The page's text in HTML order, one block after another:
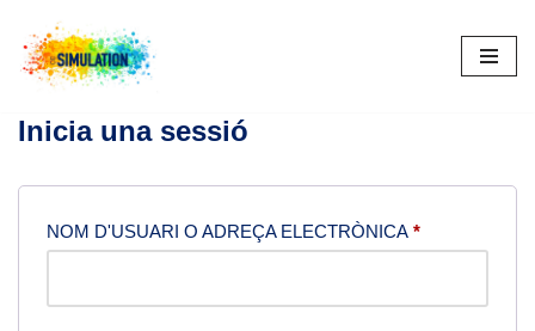
VÉS
CONTINGUT
Inicia una sessió
NOM D'USUARI O ADREÇA ELECTRÒNICA *